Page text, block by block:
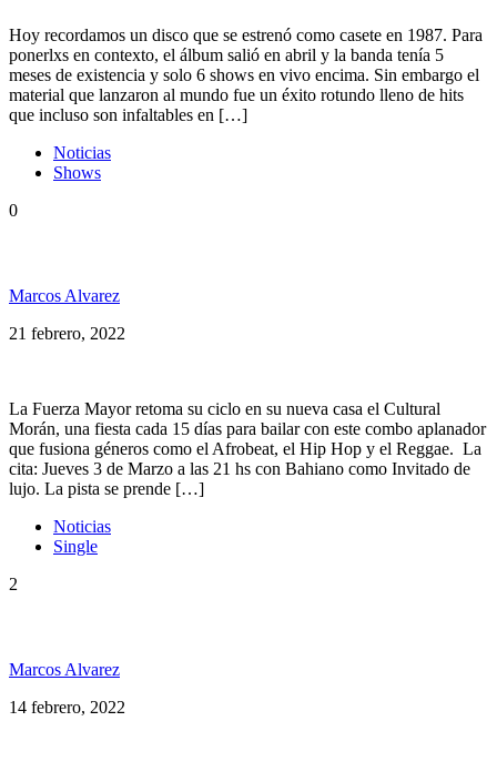
Hoy recordamos un disco que se estrenó como casete en 1987. Para
ponerlxs en contexto, el álbum salió en abril y la banda tenía 5
meses de existencia y solo 6 shows en vivo encima. Sin embargo el
material que lanzaron al mundo fue un éxito rotundo lleno de hits
que incluso son infaltables en […]
Noticias
Shows
0
Marcos Alvarez
21 febrero, 2022
La Fuerza Mayor retoma su ciclo en su nueva casa el Cultural
Morán, una fiesta cada 15 días para bailar con este combo aplanador
que fusiona géneros como el Afrobeat, el Hip Hop y el Reggae. La
cita: Jueves 3 de Marzo a las 21 hs con Bahiano como Invitado de
lujo. La pista se prende […]
Noticias
Single
2
Marcos Alvarez
14 febrero, 2022